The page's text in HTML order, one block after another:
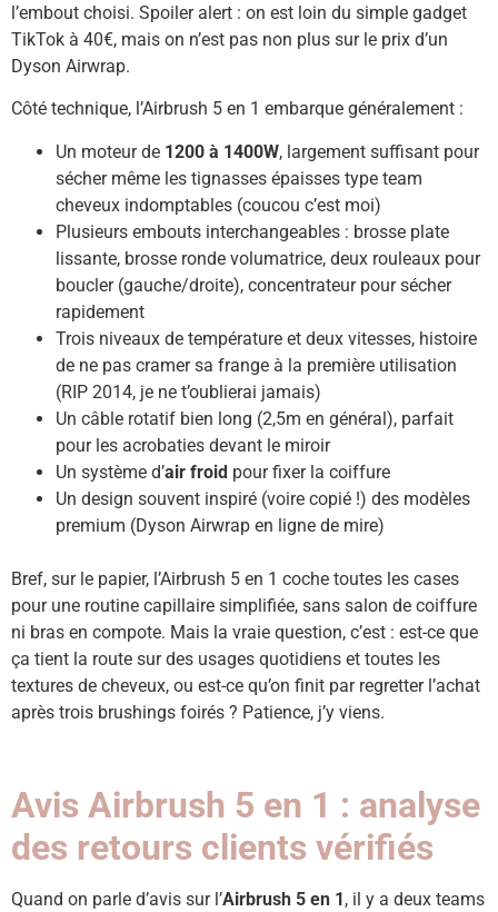
l’embout choisi. Spoiler alert : on est loin du simple gadget
TikTok à 40€, mais on n’est pas non plus sur le prix d’un
Dyson Airwrap.
Côté technique, l’Airbrush 5 en 1 embarque généralement :
Un moteur de 1200 à 1400W, largement suffisant pour
sécher même les tignasses épaisses type team
cheveux indomptables (coucou c’est moi)
Plusieurs embouts interchangeables : brosse plate
lissante, brosse ronde volumatrice, deux rouleaux pour
boucler (gauche/droite), concentrateur pour sécher
rapidement
Trois niveaux de température et deux vitesses, histoire
de ne pas cramer sa frange à la première utilisation
(RIP 2014, je ne t’oublierai jamais)
Un câble rotatif bien long (2,5m en général), parfait
pour les acrobaties devant le miroir
Un système d’air froid pour fixer la coiffure
Un design souvent inspiré (voire copié !) des modèles
premium (Dyson Airwrap en ligne de mire)
Bref, sur le papier, l’Airbrush 5 en 1 coche toutes les cases
pour une routine capillaire simplifiée, sans salon de coiffure
ni bras en compote. Mais la vraie question, c’est : est-ce que
ça tient la route sur des usages quotidiens et toutes les
textures de cheveux, ou est-ce qu’on finit par regretter l’achat
après trois brushings foirés ? Patience, j’y viens.
Avis Airbrush 5 en 1 : analyse
des retours clients vérifiés
Quand on parle d’avis sur l’Airbrush 5 en 1, il y a deux teams